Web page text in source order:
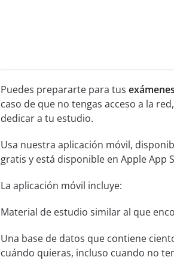
Puedes prepararte para tus
caso de que no tengas acceso a la
dedicar a tu estudio.
Usa nuestra aplicación móvil,
gratis y está disponible en Apple App
La aplicación móvil incluye:
Material de estudio similar al que
Una base de datos que contiene
cuándo quieras, incluso cuando no